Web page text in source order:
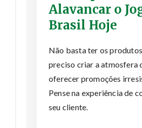
Alavancar o
Brasil Hoje
Não basta ter os
preciso criar a atmosfera
oferecer promoções
Pense na experiência de
seu cliente.